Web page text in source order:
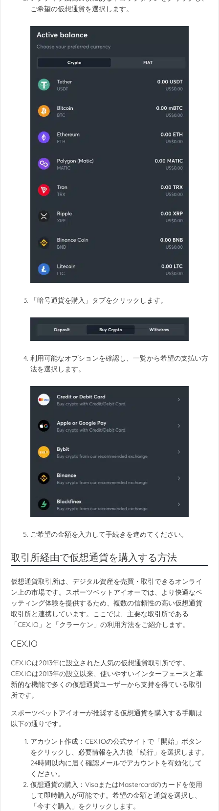
ご希望の仮想通貨を選択します。
「暗号通貨を購入」タブをクリックします。
利用可能なオプションを確認し、一覧から希望の支払い方
法を選択します。
ご希望の金額を入力して手続きを進めてください。
取引所経由で仮想通貨を購入する方法
仮想通貨取引所は、デジタル資産を売買・取引できるオンライ
ン上の市場です。スポーツベットアイオーでは、より快適なベ
ッティング体験を提供するため、複数の信頼性の高い仮想通貨
取引所と連携しています。ここでは、主要な取引所である
「CEX.IO」と「クラーケン」の利用方法をご紹介します。
CEX.IO
CEX.IOは2013年に設立された人気の仮想通貨取引所です。
CEX.IOは2013年の設立以来、使いやすいインターフェースと革
新的な機能で多くの仮想通貨ユーザーから支持を得ている取引
所です。
スポーツベットアイオーが推奨する仮想通貨を購入する手順は
以下の通りです。
アカウント作成：CEX.IOの公式サイトで「開始」ボタン
をクリックし、必要情報を入力後「続行」を選択します。
24時間以内に届く確認メールでアカウントを有効化して
ください。
仮想通貨の購入：VisaまたはMastercardのカードを使用
して即時購入が可能です。希望の金額と通貨を選択し、
「今すぐ購入」をクリックします。